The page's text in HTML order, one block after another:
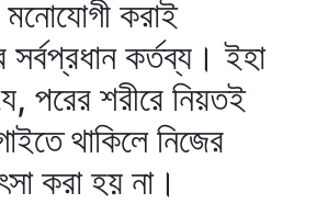
মনোযোগী করাই
সর্বপ্রধান কর্তব্য। ইহা
পরের শরীরে নিয়তই
থাকিলে নিজের
করা হয় না।